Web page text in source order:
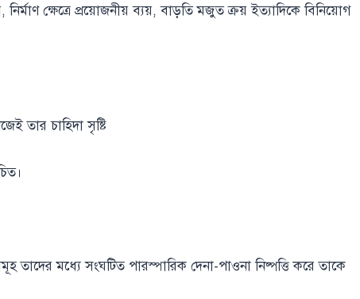
নির্মাণ ক্ষেত্রে প্রয়োজনীয় ব্যয়, বাড়তি মজুত ক্রয় ইত্যাদিকে বিনিয়োগ
তার চাহিদা সৃষ্টি
তাদের মধ্যে সংঘটিত পারস্পারিক দেনা-পাওনা নিষ্পত্তি করে তাকে